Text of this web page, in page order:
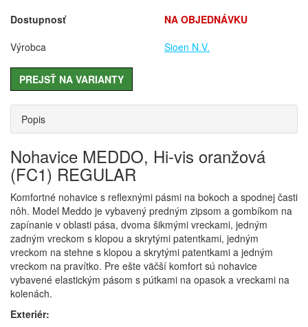
Dostupnosť
NA OBJEDNÁVKU
Výrobca
Sioen N.V.
PREJSŤ NA VARIANTY
Popis
Nohavice MEDDO, Hi-vis oranžová
(FC1) REGULAR
Komfortné nohavice s reflexnými pásmi na bokoch a spodnej časti
nôh. Model Meddo je vybavený predným zipsom a gombíkom na
zapínanie v oblasti pása, dvoma šikmými vreckami, jedným
zadným vreckom s klopou a skrytými patentkami, jedným
vreckom na stehne s klopou a skrytými patentkami a jedným
vreckom na pravítko. Pre ešte väčší komfort sú nohavice
vybavené elastickým pásom s pútkami na opasok a vreckami na
kolenách.
Exteriér: